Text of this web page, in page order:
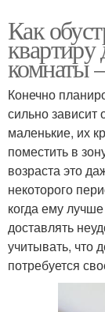
Как
комнаты
Конечно
сильно зависит
маленькие, их
поместить в
возраста это
некоторого
когда ему
доставлять
учитывать, что
потребуется